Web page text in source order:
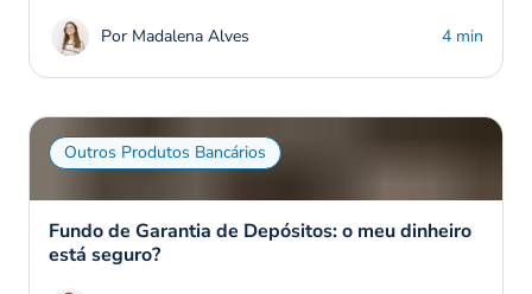
Por Madalena Alves 4 min
Outros Produtos Bancários
Fundo de Garantia de Depósitos: o meu dinheiro
está seguro?